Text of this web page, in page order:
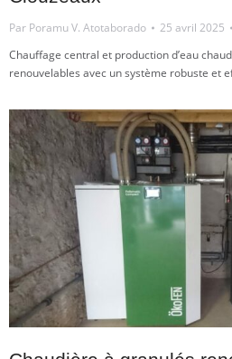
Par Poramu V. Atotaborado 25 avril 2025
Chauffage central et production d’eau
renouvelables avec un système robuste et